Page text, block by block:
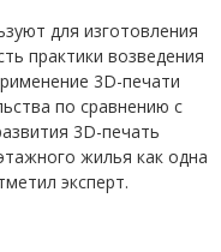
для изготовления
практики возведения
3D-печати
по сравнению с
3D-печать
жилья как одна
эксперт.